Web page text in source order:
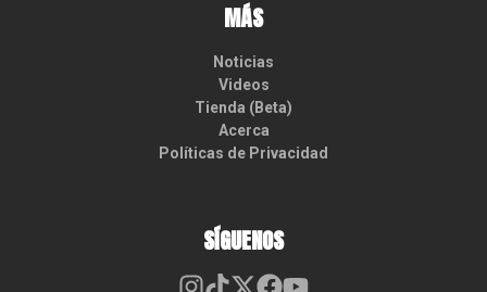
MÁS
Noticias
Videos
Tienda (Beta)
Acerca
Políticas de Privacidad
SÍGUENOS